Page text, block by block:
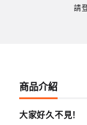
請
商品介紹
大家好久不見！